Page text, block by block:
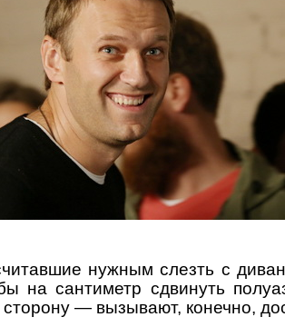
нужным слезть с
на сантиметр сдвинуть
— вызывают, конечно,